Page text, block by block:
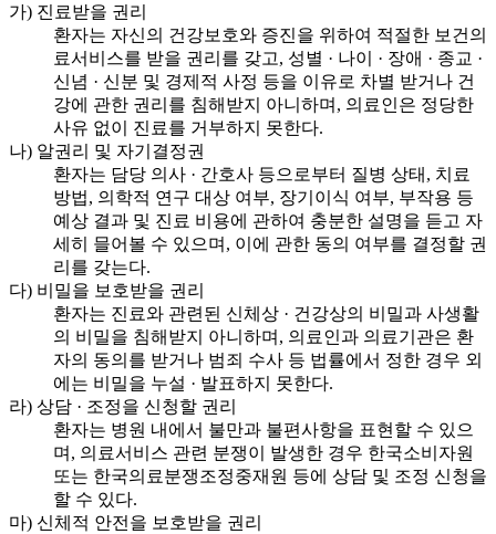
가) 진료받을 권리
환자는 자신의 건강보호와 증진을 위하여 적절한 보건의
료서비스를 받을 권리를 갖고, 성별 · 나이 · 장애 · 종교 ·
신념 · 신분 및 경제적 사정 등을 이유로 차별 받거나 건
강에 관한 권리를 침해받지 아니하며, 의료인은 정당한
사유 없이 진료를 거부하지 못한다.
나) 알권리 및 자기결정권
환자는 담당 의사 · 간호사 등으로부터 질병 상태, 치료
방법, 의학적 연구 대상 여부, 장기이식 여부, 부작용 등
예상 결과 및 진료 비용에 관하여 충분한 설명을 듣고 자
세히 믈어볼 수 있으며, 이에 관한 동의 여부를 결정할 권
리를 갖는다.
다) 비밀을 보호받을 권리
환자는 진료와 관련된 신체상 · 건강상의 비밀과 사생활
의 비밀을 침해받지 아니하며, 의료인과 의료기관은 환
자의 동의를 받거나 범죄 수사 등 법률에서 정한 경우 외
에는 비밀을 누설 · 발표하지 못한다.
라) 상담 · 조정을 신청할 권리
환자는 병원 내에서 불만과 불편사항을 표현할 수 있으
며, 의료서비스 관련 분쟁이 발생한 경우 한국소비자원
또는 한국의료분쟁조정중재원 등에 상담 및 조정 신청을
할 수 있다.
마) 신체적 안전을 보호받을 권리